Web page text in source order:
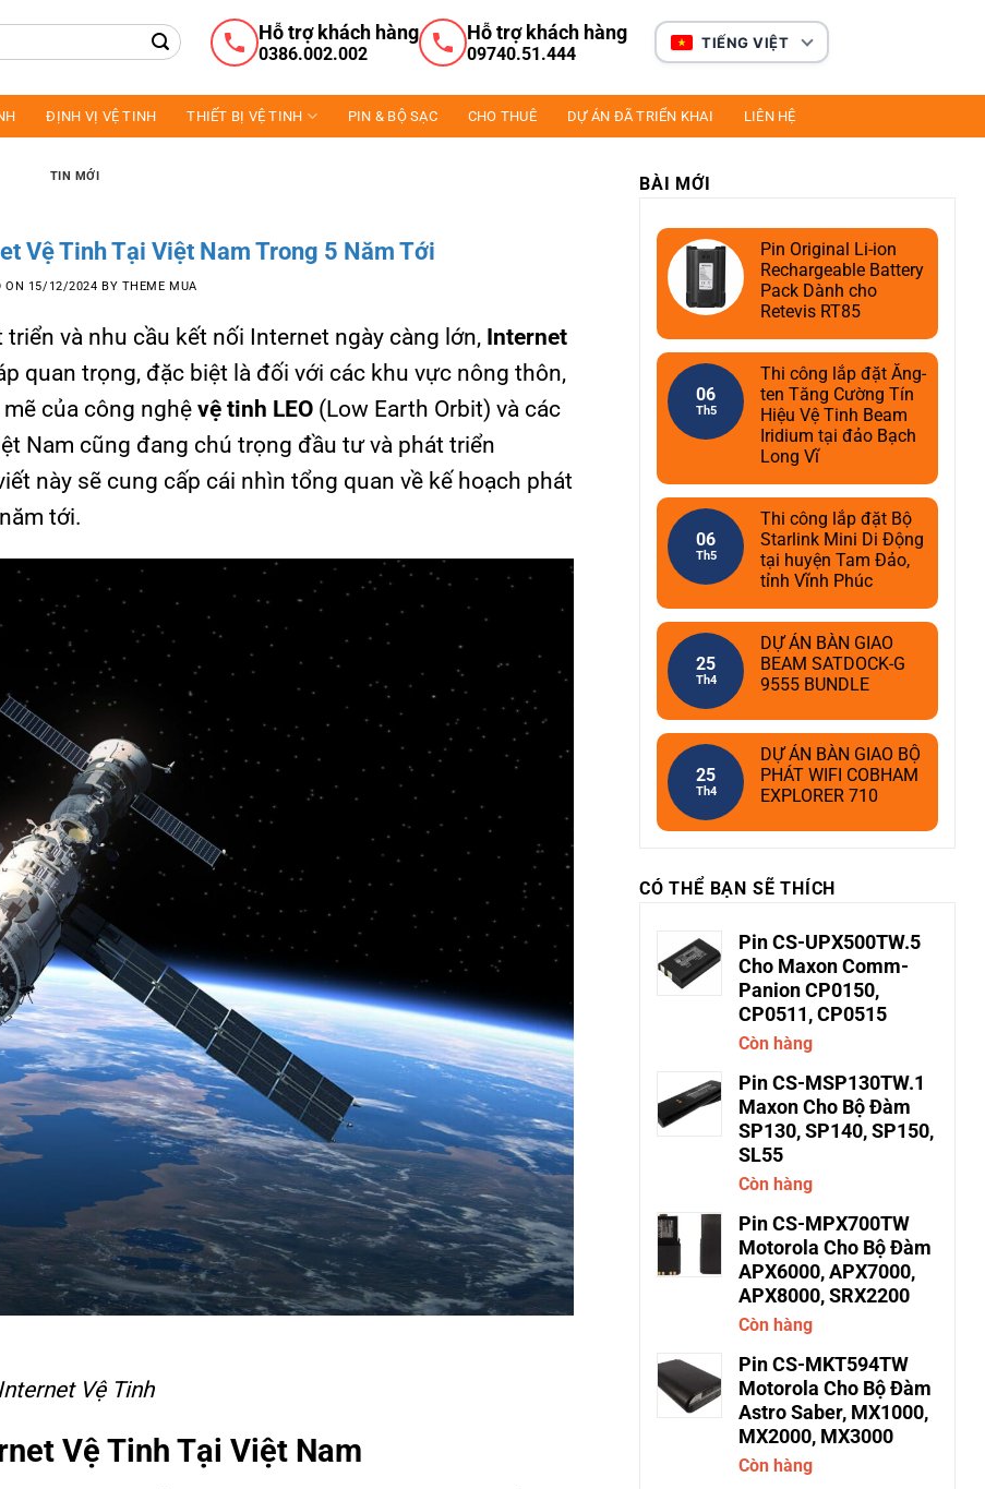
Hỗ trợ khách hàng
0386.002.002
Hỗ trợ khách hàng
09740.51.444
TIẾNG VIỆT
ĐỊNH VỊ VỆ TINH THIẾT BỊ VỆ TINH PIN & BỘ SẠC CHO THUÊ DỰ ÁN ĐÃ TRIỂN KHAI LIÊN HỆ
TIN MỚI
Vệ Tinh Tại Việt Nam Trong 5 Năm Tới
ON 15/12/2024 BY THEME MUA
và nhu cầu kết nối Internet ngày càng lớn, Internet
quan trọng, đặc biệt là đối với các khu vực nông thôn,
của công nghệ vệ tinh LEO (Low Earth Orbit) và các
Nam cũng đang chú trọng đầu tư và phát triển
này sẽ cung cấp cái nhìn tổng quan về kế hoạch phát
tới.
Internet Vệ Tinh
Vệ Tinh Tại Việt Nam
BÀI MỚI
Pin Original Li-ion
Rechargeable Battery
Pack Dành cho
Retevis RT85
06
Th5
Thi công lắp đặt Ăng-
ten Tăng Cường Tín
Hiệu Vệ Tinh Beam
Iridium tại đảo Bạch
Long Vĩ
06
Th5
Thi công lắp đặt Bộ
Starlink Mini Di Động
tại huyện Tam Đảo,
tỉnh Vĩnh Phúc
25
Th4
DỰ ÁN BÀN GIAO
BEAM SATDOCK-G
9555 BUNDLE
25
Th4
DỰ ÁN BÀN GIAO BỘ
PHÁT WIFI COBHAM
EXPLORER 710
CÓ THỂ BẠN SẼ THÍCH
Pin CS-UPX500TW.5
Cho Maxon Comm-
Panion CP0150,
CP0511, CP0515
Còn hàng
Pin CS-MSP130TW.1
Maxon Cho Bộ Đàm
SP130, SP140, SP150,
SL55
Còn hàng
Pin CS-MPX700TW
Motorola Cho Bộ Đàm
APX6000, APX7000,
APX8000, SRX2200
Còn hàng
Pin CS-MKT594TW
Motorola Cho Bộ Đàm
Astro Saber, MX1000,
MX2000, MX3000
Còn hàng